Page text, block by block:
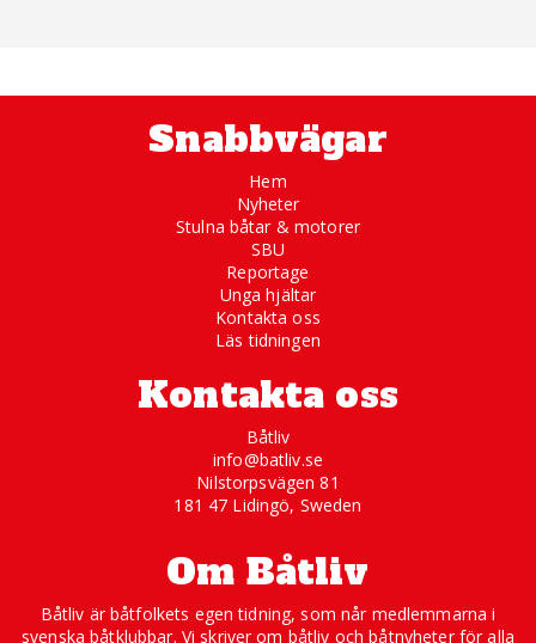
Snabbvägar
Hem
Nyheter
Stulna båtar & motorer
SBU
Reportage
Unga hjältar
Kontakta oss
Läs tidningen
Kontakta oss
Båtliv
info@batliv.se
Nilstorpsvägen 81
181 47 Lidingö, Sweden
Om Båtliv
Båtliv är båtfolkets egen tidning, som når medlemmarna i
svenska båtklubbar. Vi skriver om båtliv och båtnyheter för alla